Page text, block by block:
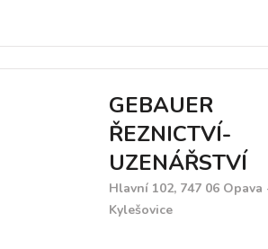
GEBAUER
ŘEZNICTVÍ-
UZENÁŘSTVÍ
Hlavní 102, 747 06 Opava
Kylešovice